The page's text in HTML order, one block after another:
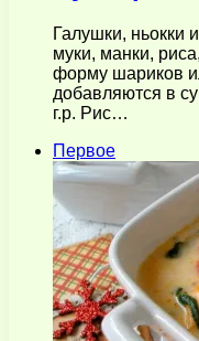
Галушки, ньокки
муки, манки,
форму шариков
добавляются в
г.р. Рис…
Первое